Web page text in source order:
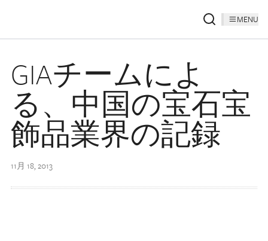
MENU
GIAチームによ
る、中国の宝石宝
飾品業界の記録
11月 18, 2013